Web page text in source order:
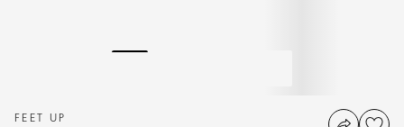
FEET UP